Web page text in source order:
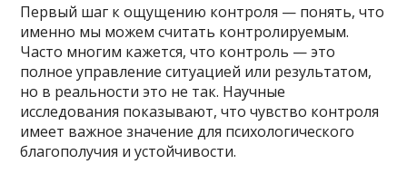
Первый шаг к ощущению контроля — понять, что
именно мы можем считать контролируемым.
Часто многим кажется, что контроль — это
полное управление ситуацией или результатом,
но в реальности это не так. Научные
исследования показывают, что чувство контроля
имеет важное значение для психологического
благополучия и устойчивости.